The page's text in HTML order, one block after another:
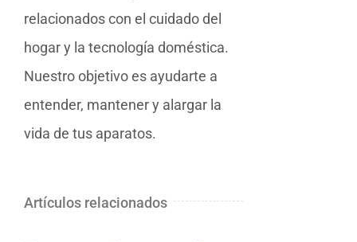
relacionados con el cuidado del
hogar y la tecnología doméstica.
Nuestro objetivo es ayudarte a
entender, mantener y alargar la
vida de tus aparatos.
Artículos relacionados